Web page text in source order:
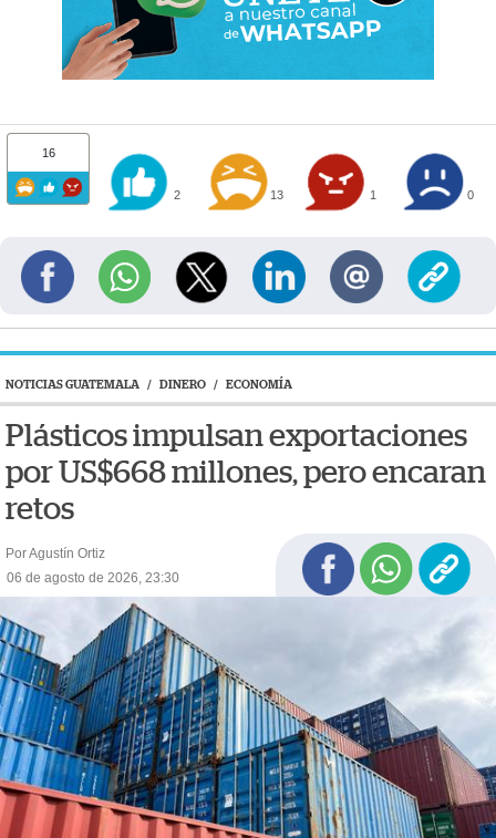
16
2 13 1 0
NOTICIAS GUATEMALA / DINERO / ECONOMÍA
Plásticos impulsan exportaciones
por US$668 millones, pero encaran
retos
Por Agustín Ortiz
06 de agosto de 2026, 23:30